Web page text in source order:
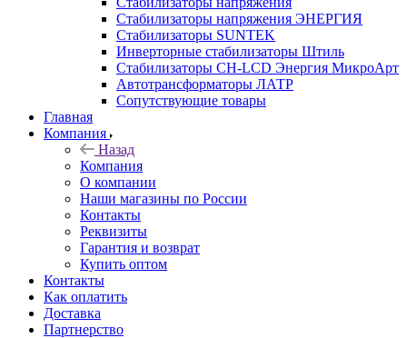
Стабилизаторы напряжения ЭНЕРГИЯ
Стабилизаторы SUNTEK
Инверторные стабилизаторы Штиль
Стабилизаторы СН-LCD Энepгия МикроАрт
Автотрансформаторы ЛАТР
Сопутствующие товары
Главная
Компания
Назад
Компания
О компании
Наши магазины по России
Контакты
Реквизиты
Гарантия и возврат
Купить оптом
Контакты
Как оплатить
Доставка
Партнерство